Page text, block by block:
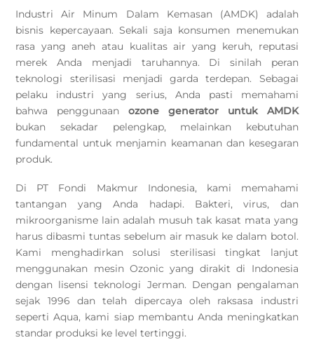
Industri Air Minum Dalam Kemasan (AMDK) adalah
bisnis kepercayaan. Sekali saja konsumen menemukan
rasa yang aneh atau kualitas air yang keruh, reputasi
merek Anda menjadi taruhannya. Di sinilah peran
teknologi sterilisasi menjadi garda terdepan. Sebagai
pelaku industri yang serius, Anda pasti memahami
bahwa penggunaanozone generator untuk AMDK
bukan sekadar pelengkap, melainkan kebutuhan
fundamental untuk menjamin keamanan dan kesegaran
produk.
Di PT Fondi Makmur Indonesia, kami memahami
tantangan yang Anda hadapi. Bakteri, virus, dan
mikroorganisme lain adalah musuh tak kasat mata yang
harus dibasmi tuntas sebelum air masuk ke dalam botol.
Kami menghadirkan solusi sterilisasi tingkat lanjut
menggunakan mesin Ozonic yang dirakit di Indonesia
dengan lisensi teknologi Jerman. Dengan pengalaman
sejak 1996 dan telah dipercaya oleh raksasa industri
seperti Aqua, kami siap membantu Anda meningkatkan
standar produksi ke level tertinggi.